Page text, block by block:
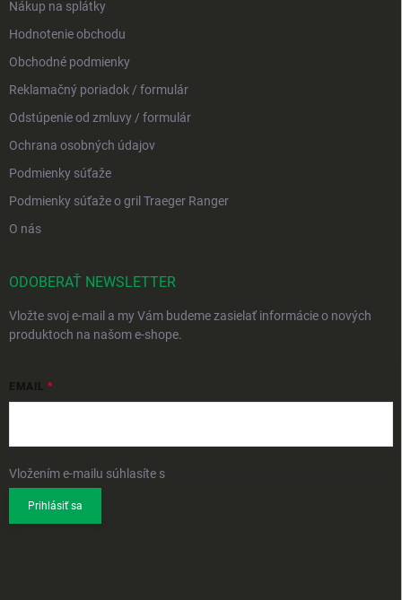
Nákup na splátky
Hodnotenie obchodu
Obchodné podmienky
Reklamačný poriadok / formulár
Odstúpenie od zmluvy / formulár
Ochrana osobných údajov
Podmienky súťaže
Podmienky súťaže o gril Traeger Ranger
O nás
ODOBERAŤ NEWSLETTER
Vložte svoj e-mail a my Vám budeme zasielať informácie o nových
produktoch na našom e-shope.
EMAIL
Vložením e-mailu súhlasíte s
Prihlásiť sa